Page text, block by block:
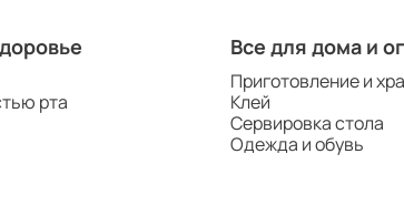
рта
Все для дома и
Приготовление и
Клей
Сервировка стола
Одежда и обувь